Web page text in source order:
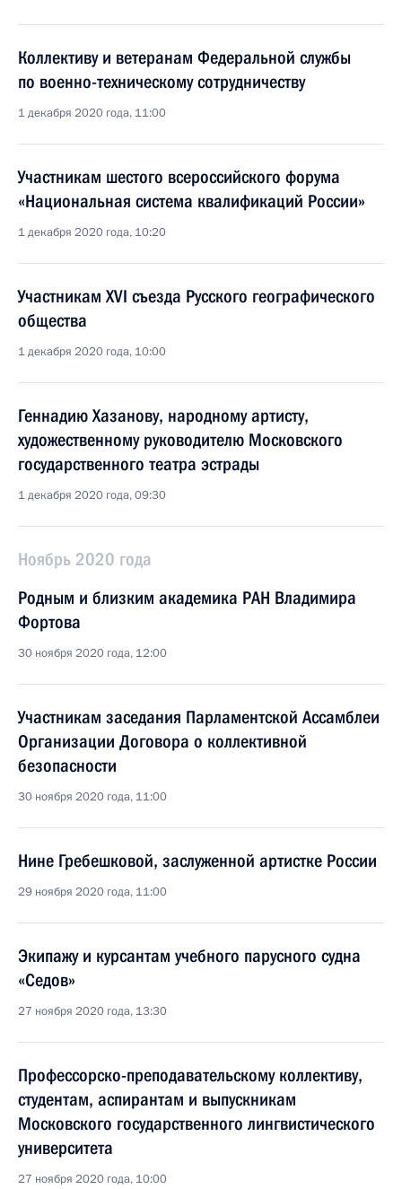
Коллективу и ветеранам Федеральной службы
по военно-техническому сотрудничеству
1 декабря 2020 года, 11:00
Участникам шестого всероссийского форума
«Национальная система квалификаций России»
1 декабря 2020 года, 10:20
Участникам XVI съезда Русского географического
общества
1 декабря 2020 года, 10:00
Геннадию Хазанову, народному артисту,
художественному руководителю Московского
государственного театра эстрады
1 декабря 2020 года, 09:30
Ноябрь 2020 года
Родным и близким академика РАН Владимира
Фортова
30 ноября 2020 года, 12:00
Участникам заседания Парламентской Ассамблеи
Организации Договора о коллективной
безопасности
30 ноября 2020 года, 11:00
Нине Гребешковой, заслуженной артистке России
29 ноября 2020 года, 11:00
Экипажу и курсантам учебного парусного судна
«Седов»
27 ноября 2020 года, 13:30
Профессорско-преподавательскому коллективу,
студентам, аспирантам и выпускникам
Московского государственного лингвистического
университета
27 ноября 2020 года, 10:00